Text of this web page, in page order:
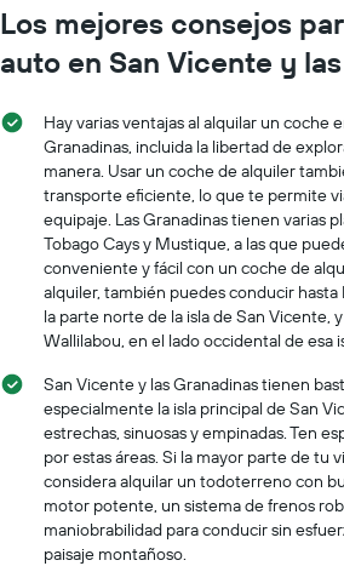
Los mejores consejos
auto en San Vicente y
Hay varias ventajas al alquilar un coche
Granadinas, incluida la libertad de
manera. Usar un coche de alquiler
transporte eficiente, lo que te permite
equipaje. Las Granadinas tienen varias
Tobago Cays y Mustique, a las que
conveniente y fácil con un coche de
alquiler, también puedes conducir
la parte norte de la isla de San Vicente,
Wallilabou, en el lado occidental de esa
San Vicente y las Granadinas tienen
especialmente la isla principal de San
estrechas, sinuosas y empinadas. Ten
por estas áreas. Si la mayor parte de tu
considera alquilar un todoterreno con
motor potente, un sistema de frenos
maniobrabilidad para conducir sin
paisaje montañoso.